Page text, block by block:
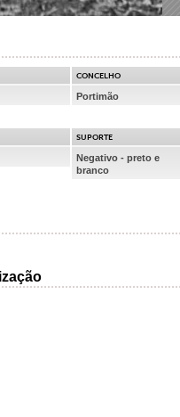
CONCELHO
Portimão
SUPORTE
Negativo - preto e
branco